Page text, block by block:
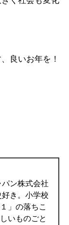
良いお年を！
ン株式会社
き。小学校
」の落ちこ
いものごと